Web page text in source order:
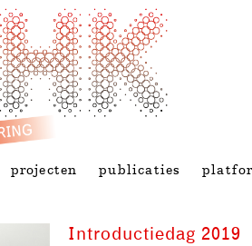
projecten publicaties
Introductiedag 2019